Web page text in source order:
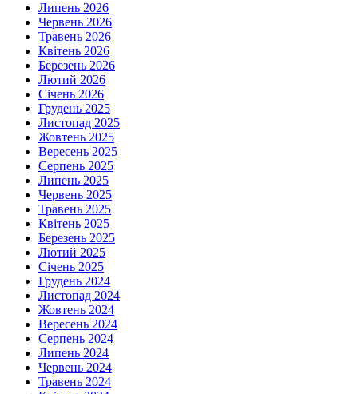
Липень 2026
Червень 2026
Травень 2026
Квітень 2026
Березень 2026
Лютий 2026
Січень 2026
Грудень 2025
Листопад 2025
Жовтень 2025
Вересень 2025
Серпень 2025
Липень 2025
Червень 2025
Травень 2025
Квітень 2025
Березень 2025
Лютий 2025
Січень 2025
Грудень 2024
Листопад 2024
Жовтень 2024
Вересень 2024
Серпень 2024
Липень 2024
Червень 2024
Травень 2024